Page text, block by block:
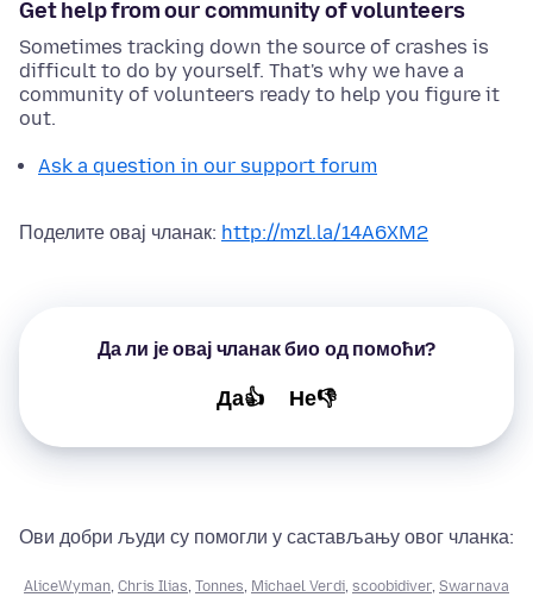
Get help from our community of volunteers
Sometimes tracking down the source of crashes is
difficult to do by yourself. That's why we have a
community of volunteers ready to help you figure it
out.
Ask a question in our support forum
Поделите овај чланак: http://mzl.la/14A6XM2
Да ли је овај чланак био од помоћи?
Да👍 Не👎
Ови добри људи су помогли у састављању овог чланка:
AliceWyman Chris Ilias Tonnes Michael Verdi scoobidiver, Swarnava